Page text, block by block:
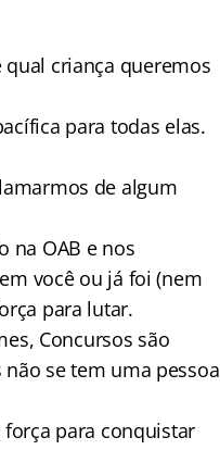
criança queremos
para todas elas.
de algum
na OAB e nos
você ou já foi (nem
para lutar.
Concursos são
se tem uma pessoa
força para conquistar